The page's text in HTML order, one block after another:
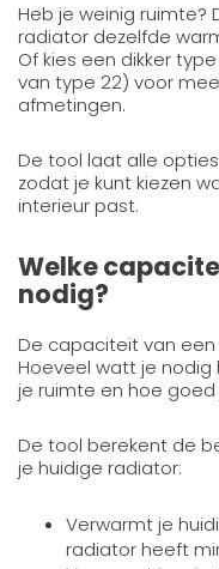
Heb je weinig ruimte?
radiator dezelfde
Of kies een dikker
van type 22) voor
afmetingen.
De tool laat alle
zodat je kunt kiezen
interieur past.
Welke
nodig?
De capaciteit van
Hoeveel watt je
je ruimte en hoe
De tool berekent de
je huidige radiator:
Verwarmt je
radiator heeft